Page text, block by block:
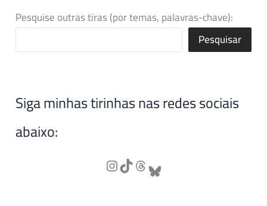
Pesquise outras tiras (por temas, palavras-chave):
Pesquisar
Siga minhas tirinhas nas redes sociais
abaixo: